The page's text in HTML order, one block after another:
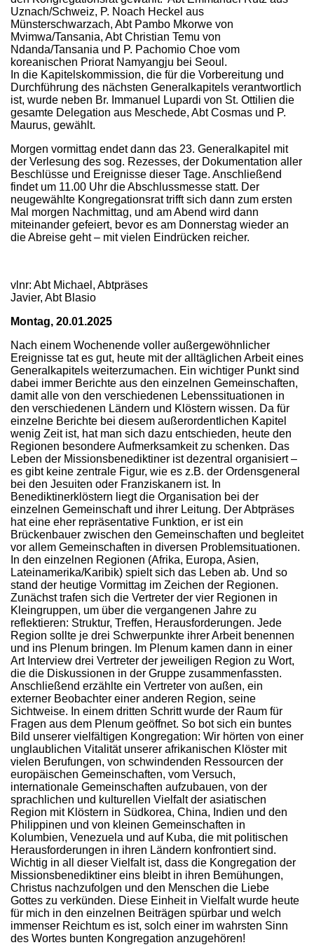
Uznach/Schweiz, P. Noach Heckel aus
Münsterschwarzach, Abt Pambo Mkorwe von
Mvimwa/Tansania, Abt Christian Temu von
Ndanda/Tansania und P. Pachomio Choe vom
koreanischen Priorat Namyangju bei Seoul.
In die Kapitelskommission, die für die Vorbereitung und
Durchführung des nächsten Generalkapitels verantwortlich
ist, wurde neben Br. Immanuel Lupardi von St. Ottilien die
gesamte Delegation aus Meschede, Abt Cosmas und P.
Maurus, gewählt.
Morgen vormittag endet dann das 23. Generalkapitel mit
der Verlesung des sog. Rezesses, der Dokumentation aller
Beschlüsse und Ereignisse dieser Tage. Anschließend
findet um 11.00 Uhr die Abschlussmesse statt. Der
neugewählte Kongregationsrat trifft sich dann zum ersten
Mal morgen Nachmittag, und am Abend wird dann
miteinander gefeiert, bevor es am Donnerstag wieder an
die Abreise geht – mit vielen Eindrücken reicher.
vlnr: Abt Michael, Abtpräses
Javier, Abt Blasio
Montag, 20.01.2025
Nach einem Wochenende voller außergewöhnlicher
Ereignisse tat es gut, heute mit der alltäglichen Arbeit eines
Generalkapitels weiterzumachen. Ein wichtiger Punkt sind
dabei immer Berichte aus den einzelnen Gemeinschaften,
damit alle von den verschiedenen Lebenssituationen in
den verschiedenen Ländern und Klöstern wissen. Da für
einzelne Berichte bei diesem außerordentlichen Kapitel
wenig Zeit ist, hat man sich dazu entschieden, heute den
Regionen besondere Aufmerksamkeit zu schenken. Das
Leben der Missionsbenediktiner ist dezentral organisiert –
es gibt keine zentrale Figur, wie es z.B. der Ordensgeneral
bei den Jesuiten oder Franziskanern ist. In
Benediktinerklöstern liegt die Organisation bei der
einzelnen Gemeinschaft und ihrer Leitung. Der Abtpräses
hat eine eher repräsentative Funktion, er ist ein
Brückenbauer zwischen den Gemeinschaften und begleitet
vor allem Gemeinschaften in diversen Problemsituationen.
In den einzelnen Regionen (Afrika, Europa, Asien,
Lateinamerika/Karibik) spielt sich das Leben ab. Und so
stand der heutige Vormittag im Zeichen der Regionen.
Zunächst trafen sich die Vertreter der vier Regionen in
Kleingruppen, um über die vergangenen Jahre zu
reflektieren: Struktur, Treffen, Herausforderungen. Jede
Region sollte je drei Schwerpunkte ihrer Arbeit benennen
und ins Plenum bringen. Im Plenum kamen dann in einer
Art Interview drei Vertreter der jeweiligen Region zu Wort,
die die Diskussionen in der Gruppe zusammenfassten.
Anschließend erzählte ein Vertreter von außen, ein
externer Beobachter einer anderen Region, seine
Sichtweise. In einem dritten Schritt wurde der Raum für
Fragen aus dem Plenum geöffnet. So bot sich ein buntes
Bild unserer vielfältigen Kongregation: Wir hörten von einer
unglaublichen Vitalität unserer afrikanischen Klöster mit
vielen Berufungen, von schwindenden Ressourcen der
europäischen Gemeinschaften, vom Versuch,
internationale Gemeinschaften aufzubauen, von der
sprachlichen und kulturellen Vielfalt der asiatischen
Region mit Klöstern in Südkorea, China, Indien und den
Philippinen und von kleinen Gemeinschaften in
Kolumbien, Venezuela und auf Kuba, die mit politischen
Herausforderungen in ihren Ländern konfrontiert sind.
Wichtig in all dieser Vielfalt ist, dass die Kongregation der
Missionsbenediktiner eins bleibt in ihren Bemühungen,
Christus nachzufolgen und den Menschen die Liebe
Gottes zu verkünden. Diese Einheit in Vielfalt wurde heute
für mich in den einzelnen Beiträgen spürbar und welch
immenser Reichtum es ist, solch einer im wahrsten Sinn
des Wortes bunten Kongregation anzugehören!